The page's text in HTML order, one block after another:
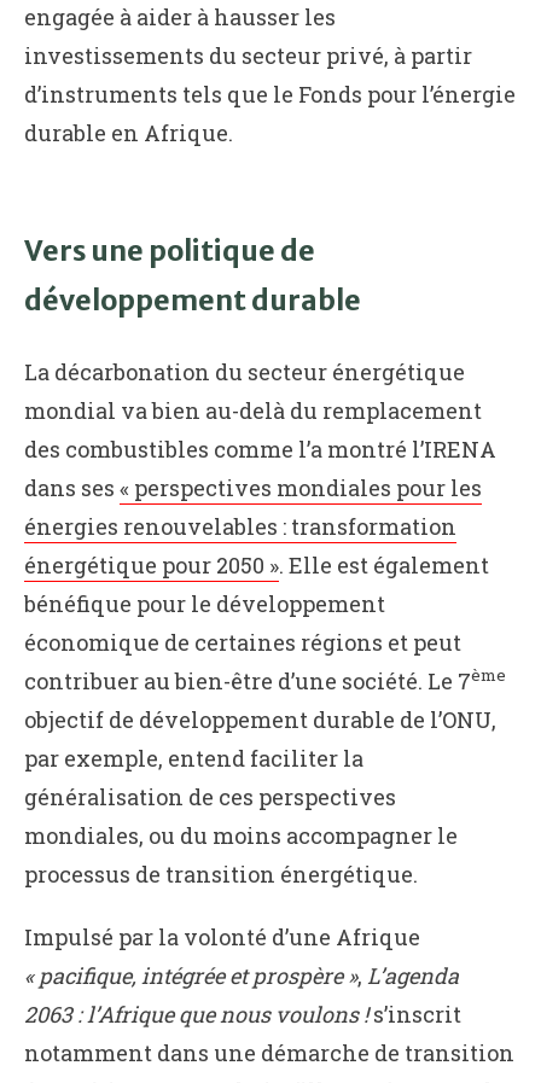
engagée à aider à hausser les
investissements du secteur privé, à partir
d’instruments tels que le Fonds pour l’énergie
durable en Afrique.
Vers une politique de
développement durable
La décarbonation du secteur énergétique
mondial va bien au-delà du remplacement
des combustibles comme l’a montré l’IRENA
dans ses « perspectives mondiales pour les
énergies renouvelables : transformation
énergétique pour 2050 ». Elle est également
bénéfique pour le développement
économique de certaines régions et peut
contribuer au bien-être d’une société. Le 7ème
objectif de développement durable de l’ONU,
par exemple, entend faciliter la
généralisation de ces perspectives
mondiales, ou du moins accompagner le
processus de transition énergétique.
Impulsé par la volonté d’une Afrique
« pacifique, intégrée et prospère », L’agenda
2063 : l’Afrique que nous voulons !s’inscrit
notamment dans une démarche de transition